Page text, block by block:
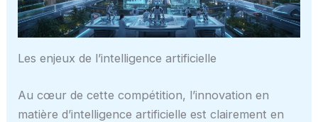
Les enjeux de l’intelligence artificielle
Au cœur de cette compétition, l’innovation en
matière d’intelligence artificielle est clairement en